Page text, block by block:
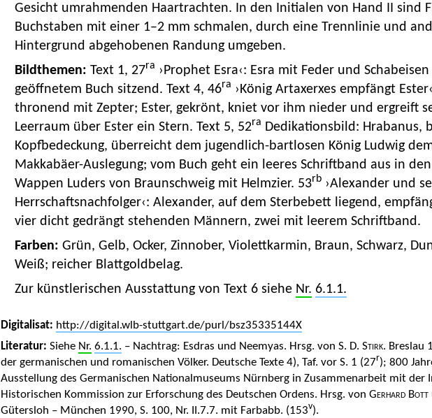
Gesicht umrahmenden Haartrachten. In den Initialen von Hand II sind
Buchstaben mit einer 1–2 mm schmalen, durch eine Trennlinie und
Hintergrund abgehobenen Randung umgeben.
Bildthemen: Text 1, 27ra ›Prophet Esra‹: Esra mit Feder und
geöffnetem Buch sitzend. Text 4, 46ra ›König Artaxerxes empfängt
thronend mit Zepter; Ester, gekrönt, kniet vor ihm nieder und ergreift
Leerraum über Ester ein Stern. Text 5, 52ra Dedikationsbild: Hrabanus,
Kopfbedeckung, überreicht dem jugendlich-bartlosen König Ludwig
Makkabäer-Auslegung; vom Buch geht ein leeres Schriftband aus in
Wappen Luders von Braunschweig mit Helmzier. 53rb›Alexander und
Herrschaftsnachfolger‹: Alexander, auf dem Sterbebett liegend,
vier dicht gedrängt stehenden Männern, zwei mit leerem Schriftband.
Farben: Grün, Gelb, Ocker, Zinnober, Violettkarmin, Braun, Schwarz,
Weiß; reicher Blattgoldbelag.
Zur künstlerischen Ausstattung von Text 6 siehe Nr. 6.1.1.
Digitalisat: http://digital.wlb-stuttgart.de/purl/bsz35335144X
Literatur: Siehe Nr. 6.1.1. – Nachtrag: Esdras und Neemyas. Hrsg. von S. D. Stirk. Breslau
der germanischen und romanischen Völker. Deutsche Texte 4), Taf. vor S. 1 (27r); 800
Ausstellung des Germanischen Nationalmuseums Nürnberg in Zusammenarbeit mit der
Historischen Kommission zur Erforschung des Deutschen Ordens. Hrsg. von Gerhard Bott
Gütersloh – München 1990, S. 100, Nr. II.7.7. mit Farbabb. (153v).